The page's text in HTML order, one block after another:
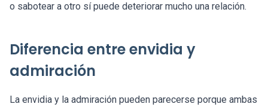
o sabotear a otro sí puede deteriorar mucho una relación.
Diferencia entre envidia y
admiración
La envidia y la admiración pueden parecerse porque ambas